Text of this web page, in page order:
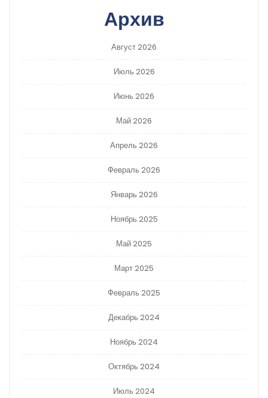
Архив
Август 2026
Июль 2026
Июнь 2026
Май 2026
Апрель 2026
Февраль 2026
Январь 2026
Ноябрь 2025
Май 2025
Март 2025
Февраль 2025
Декабрь 2024
Ноябрь 2024
Октябрь 2024
Июль 2024